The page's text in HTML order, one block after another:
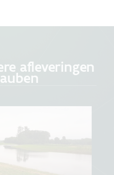
afleveringen